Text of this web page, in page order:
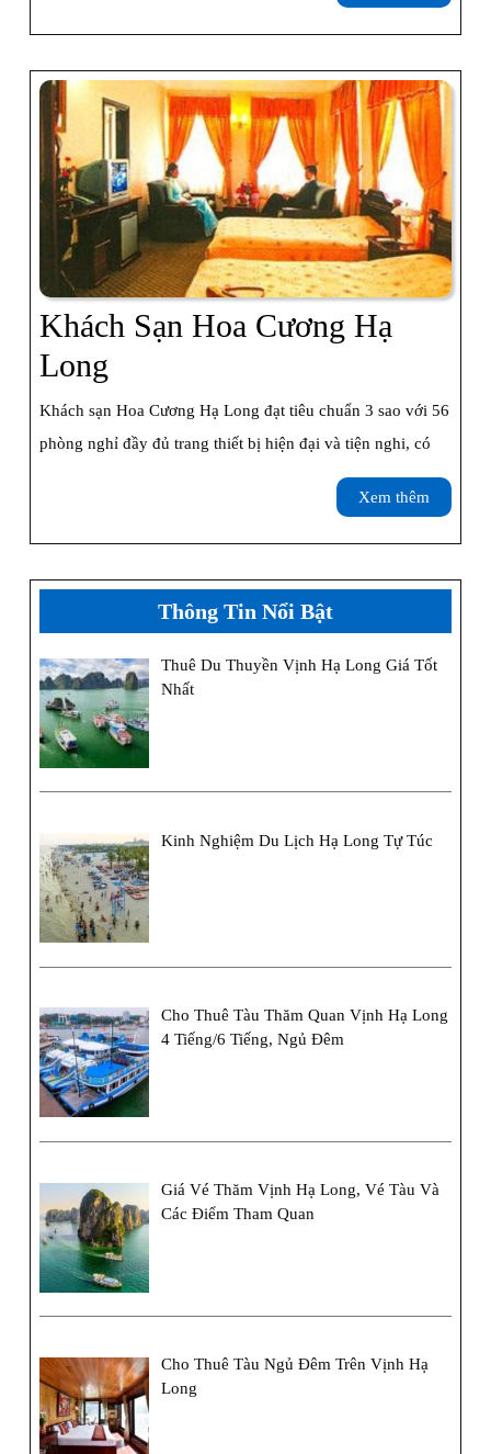
thêm
Khách Sạn Hoa Cương Hạ
Long
Sạn
Hoa
Khách sạn Hoa Cương Hạ Long đạt tiêu chuẩn 3 sao với 56
phòng nghỉ đầy đủ trang thiết bị hiện đại và tiện nghi, có
Xem thêm
thêm
Thông Tin Nổi Bật
Thuê Du Thuyền Vịnh Hạ Long Giá Tốt
Nhất
Kinh Nghiệm Du Lịch Hạ Long Tự Túc
Cho Thuê Tàu Thăm Quan Vịnh Hạ Long
4 Tiếng/6 Tiếng, Ngủ Đêm
Giá Vé Thăm Vịnh Hạ Long, Vé Tàu Và
Các Điểm Tham Quan
Cho Thuê Tàu Ngủ Đêm Trên Vịnh Hạ
Long